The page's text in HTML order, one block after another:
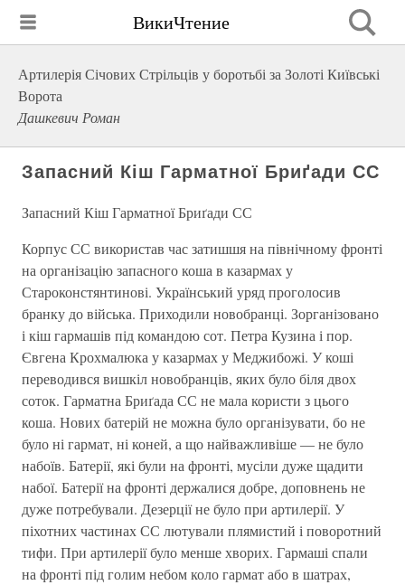
ВикиЧтение
Артилерія Січових Стрільців у боротьбі за Золоті Київські
Ворота
Дашкевич Роман
Запасний Кіш Гарматної Бриґади СС
Запасний Кіш Гарматної Бриґади СС
Корпус СС використав час затишшя на північному фронті
на організацію запасного коша в казармах у
Староконстянтинові. Український уряд проголосив
бранку до війська. Приходили новобранці. Зорганізовано
і кіш гармашів під командою сот. Петра Кузина і пор.
Євгена Крохмалюка у казармах у Меджибожі. У коші
переводився вишкіл новобранців, яких було біля двох
соток. Гарматна Бриґада СС не мала користи з цього
коша. Нових батерій не можна було організувати, бо не
було ні гармат, ні коней, а що найважливіше — не було
набоїв. Батерії, які були на фронті, мусіли дуже щадити
набої. Батерії на фронті держалися добре, доповнень не
дуже потребували. Дезерції не було при артилерії. У
піхотних частинах СС лютували плямистий і поворотний
тифи. При артилерії було менше хворих. Гармаші спали
на фронті під голим небом коло гармат або в шатрах,